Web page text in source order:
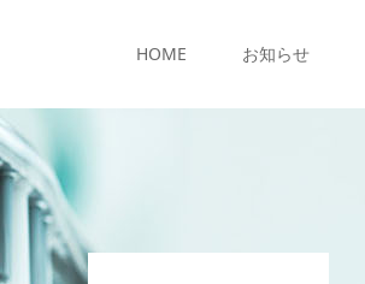
HOME お知らせ